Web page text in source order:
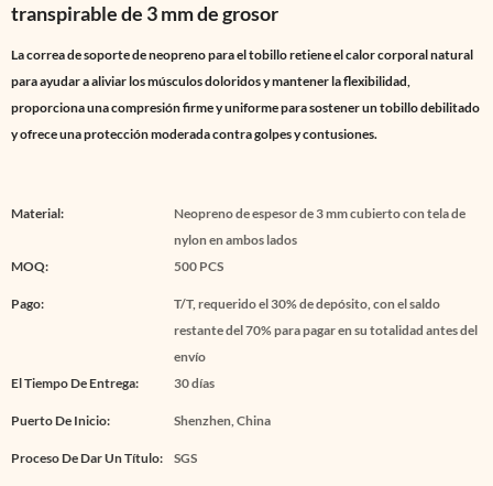
transpirable de 3 mm de grosor
La correa de soporte de neopreno para el tobillo retiene el calor corporal natural
para ayudar a aliviar los músculos doloridos y mantener la flexibilidad,
proporciona una compresión firme y uniforme para sostener un tobillo debilitado
y ofrece una protección moderada contra golpes y contusiones.
Material:
Neopreno de espesor de 3 mm cubierto con tela de
nylon en ambos lados
MOQ:
500 PCS
Pago:
T/T, requerido el 30% de depósito, con el saldo
restante del 70% para pagar en su totalidad antes del
envío
El Tiempo De Entrega:
30 días
Puerto De Inicio: Shenzhen, China
Proceso De Dar Un Título: SGS